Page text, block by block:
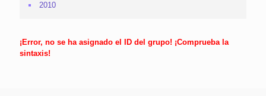
2010
¡Error, no se ha asignado el ID del grupo! ¡Comprueba la
sintaxis!